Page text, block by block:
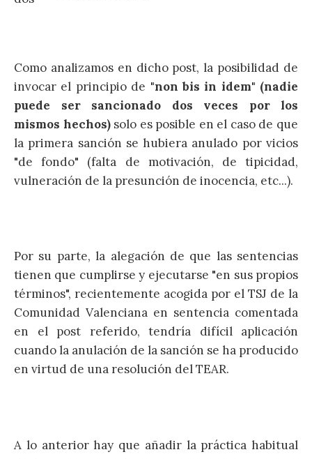
Como analizamos en dicho post, la posibilidad de
invocar el principio de "non bis in idem" (nadie
puede ser sancionado dos veces por los
mismos hechos)solo es posible en el caso de que
la primera sanción se hubiera anulado por vicios
"de fondo" (falta de motivación, de tipicidad,
vulneración de la presunción de inocencia, etc...).
Por su parte, la alegación de que las sentencias
tienen que cumplirse y ejecutarse "en sus propios
términos", recientemente acogida por el TSJ de la
Comunidad Valenciana en sentencia comentada
en el post referido, tendría difícil aplicación
cuando la anulación de la sanción se ha producido
en virtud de una resolución del TEAR.
A lo anterior hay que añadir la práctica habitual